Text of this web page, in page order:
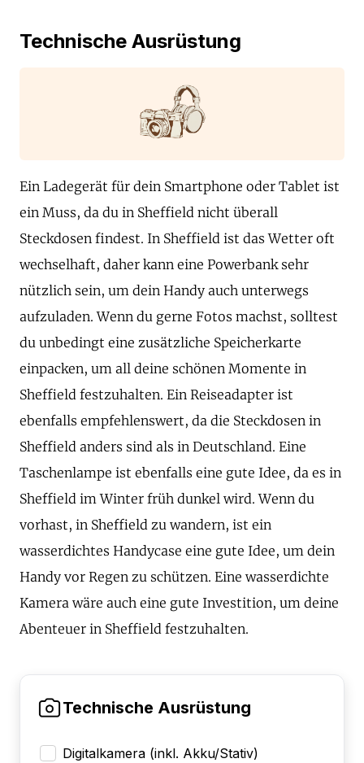
Technische Ausrüstung
Ein Ladegerät für dein Smartphone oder Tablet ist
ein Muss, da du in Sheffield nicht überall
Steckdosen findest. In Sheffield ist das Wetter oft
wechselhaft, daher kann eine Powerbank sehr
nützlich sein, um dein Handy auch unterwegs
aufzuladen. Wenn du gerne Fotos machst, solltest
du unbedingt eine zusätzliche Speicherkarte
einpacken, um all deine schönen Momente in
Sheffield festzuhalten. Ein Reiseadapter ist
ebenfalls empfehlenswert, da die Steckdosen in
Sheffield anders sind als in Deutschland. Eine
Taschenlampe ist ebenfalls eine gute Idee, da es in
Sheffield im Winter früh dunkel wird. Wenn du
vorhast, in Sheffield zu wandern, ist ein
wasserdichtes Handycase eine gute Idee, um dein
Handy vor Regen zu schützen. Eine wasserdichte
Kamera wäre auch eine gute Investition, um deine
Abenteuer in Sheffield festzuhalten.
Technische Ausrüstung
Digitalkamera (inkl. Akku/Stativ)